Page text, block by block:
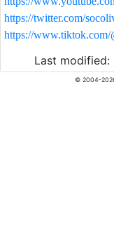
https://twitter.com/
https://www.tiktok.com/
Last modified:
© 2004-